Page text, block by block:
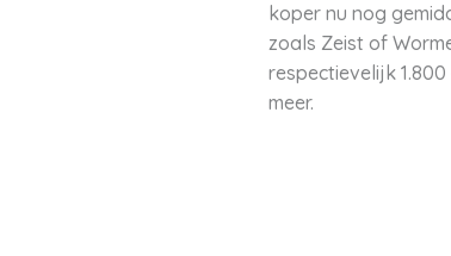
koper nu nog
zoals Zeist of
respectievelijk
meer.